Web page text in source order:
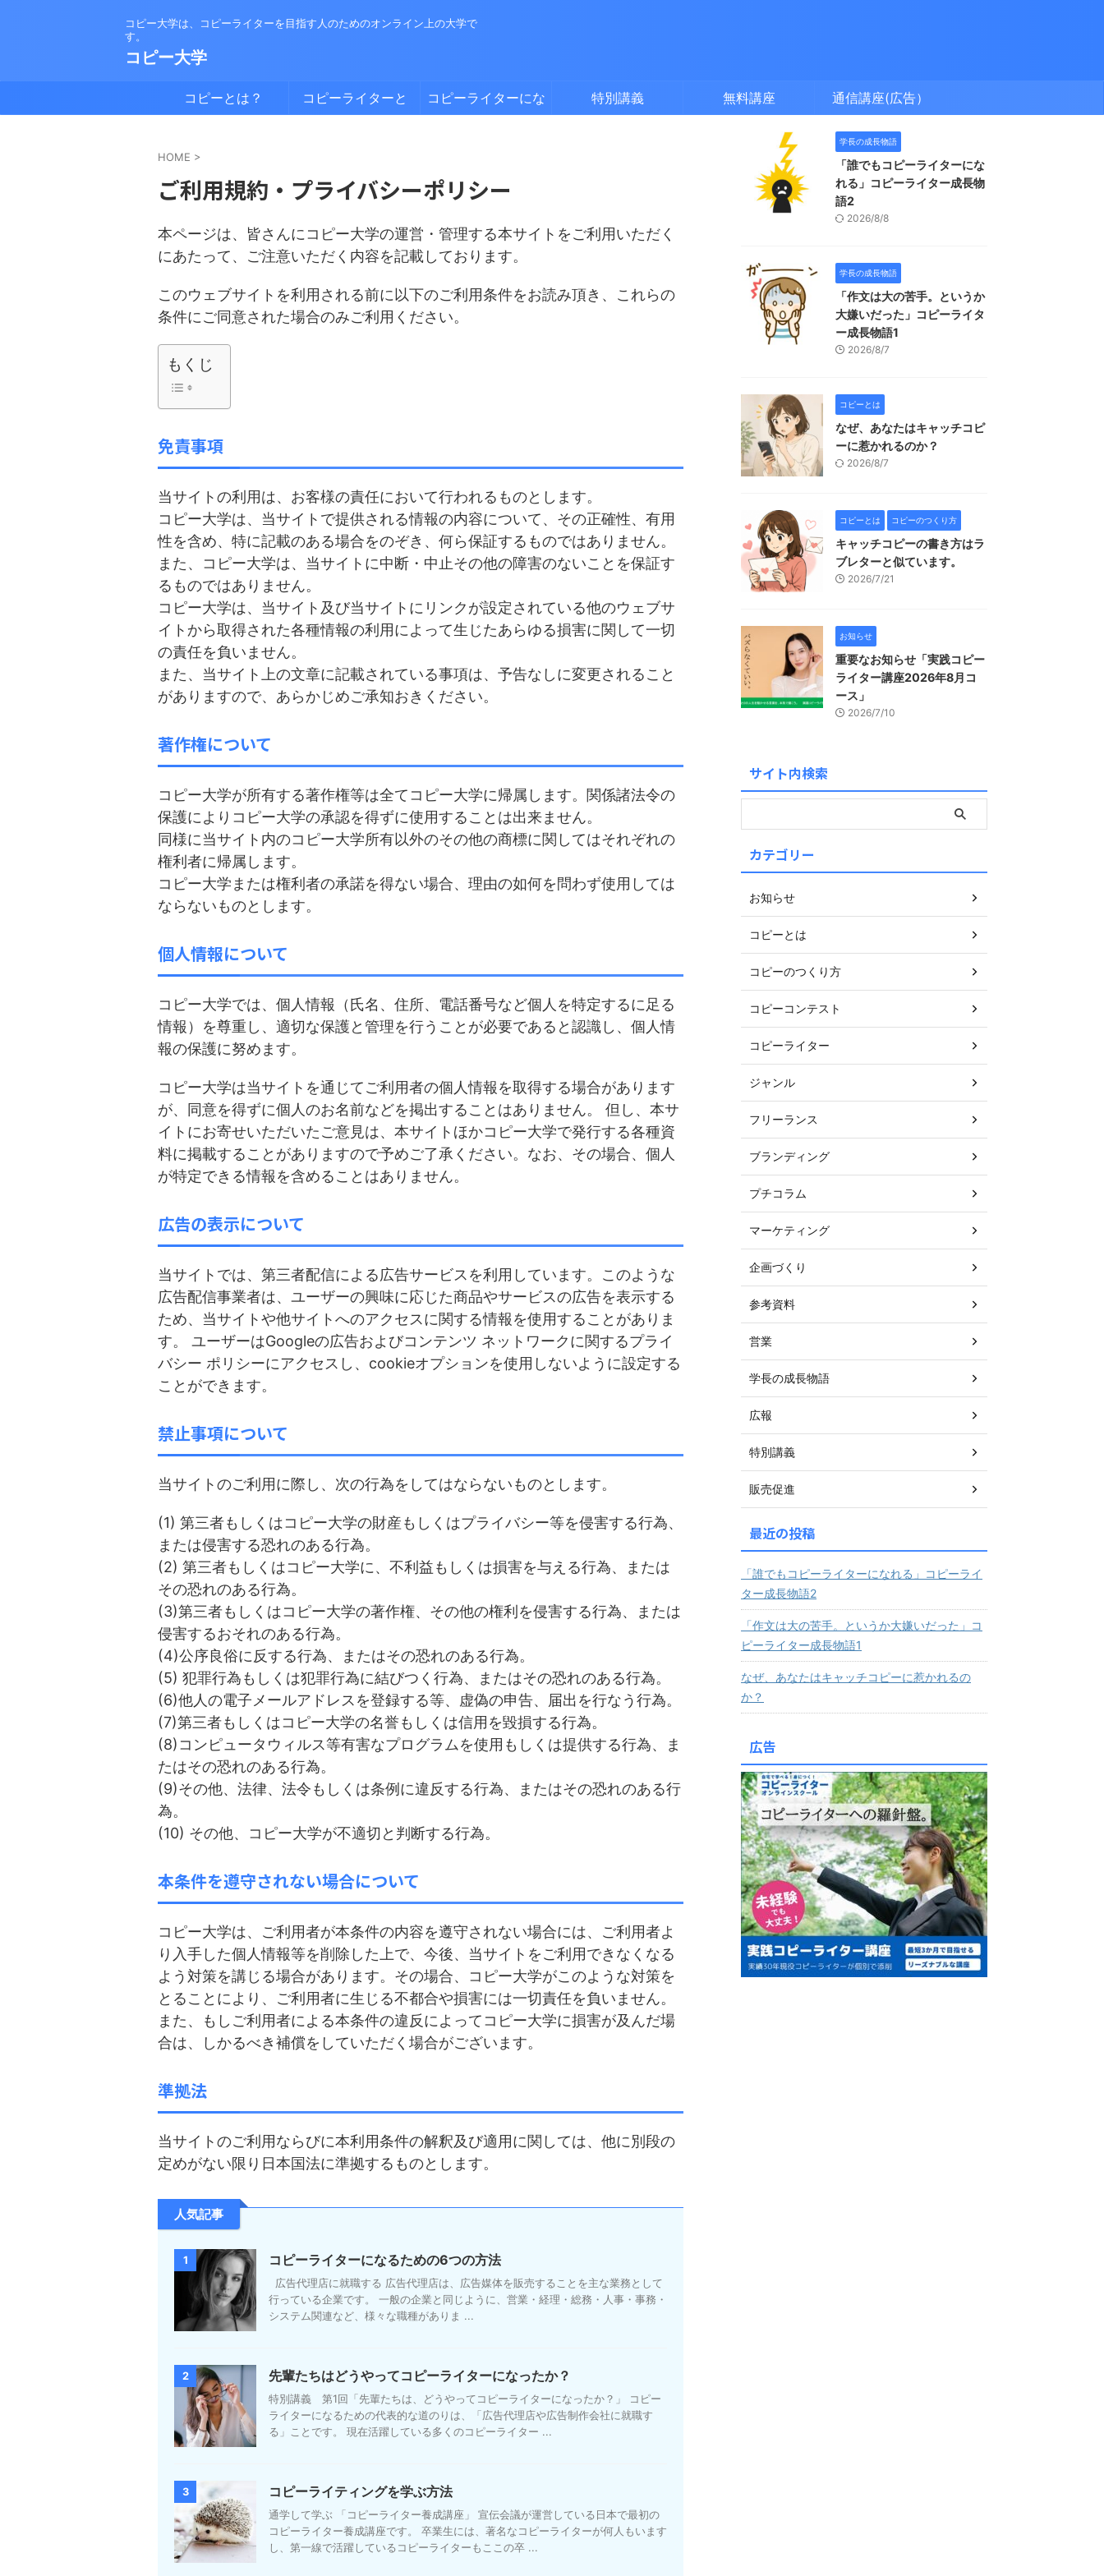
コピー大学は、コピーライターを目指す人のためのオンライン上の大学で
す。
コピー大学
コピーとは？
コピーライターと
コピーライターにな
特別講義 無料講座 通信講座(広告）
HOME >
ご利用規約・プライバシーポリシー
本ページは、皆さんにコピー大学の運営・管理する本サイトをご利用いただく
にあたって、ご注意いただく内容を記載しております。
このウェブサイトを利用される前に以下のご利用条件をお読み頂き、これらの
条件にご同意された場合のみご利用ください。
もくじ
免責事項
当サイトの利用は、お客様の責任において行われるものとします。
コピー大学は、当サイトで提供される情報の内容について、その正確性、有用
性を含め、特に記載のある場合をのぞき、何ら保証するものではありません。
また、コピー大学は、当サイトに中断・中止その他の障害のないことを保証す
るものではありません。
コピー大学は、当サイト及び当サイトにリンクが設定されている他のウェブサ
イトから取得された各種情報の利用によって生じたあらゆる損害に関して一切
の責任を負いません。
また、当サイト上の文章に記載されている事項は、予告なしに変更されること
がありますので、あらかじめご承知おきください。
著作権について
コピー大学が所有する著作権等は全てコピー大学に帰属します。関係諸法令の
保護によりコピー大学の承認を得ずに使用することは出来ません。
同様に当サイト内のコピー大学所有以外のその他の商標に関してはそれぞれの
権利者に帰属します。
コピー大学または権利者の承諾を得ない場合、理由の如何を問わず使用しては
ならないものとします。
個人情報について
コピー大学では、個人情報（氏名、住所、電話番号など個人を特定するに足る
情報）を尊重し、適切な保護と管理を行うことが必要であると認識し、個人情
報の保護に努めます。
コピー大学は当サイトを通じてご利用者の個人情報を取得する場合があります
が、同意を得ずに個人のお名前などを掲出することはありません。 但し、本サ
イトにお寄せいただいたご意見は、本サイトほかコピー大学で発行する各種資
料に掲載することがありますので予めご了承ください。なお、その場合、個人
が特定できる情報を含めることはありません。
広告の表示について
当サイトでは、第三者配信による広告サービスを利用しています。このような
広告配信事業者は、ユーザーの興味に応じた商品やサービスの広告を表示する
ため、当サイトや他サイトへのアクセスに関する情報を使用することがありま
す。 ユーザーはGoogleの広告およびコンテンツ ネットワークに関するプライ
バシー ポリシーにアクセスし、cookieオプションを使用しないように設定する
ことができます。
禁止事項について
当サイトのご利用に際し、次の行為をしてはならないものとします。
(1) 第三者もしくはコピー大学の財産もしくはプライバシー等を侵害する行為、
または侵害する恐れのある行為。
(2) 第三者もしくはコピー大学に、不利益もしくは損害を与える行為、または
その恐れのある行為。
(3)第三者もしくはコピー大学の著作権、その他の権利を侵害する行為、または
侵害するおそれのある行為。
(4)公序良俗に反する行為、またはその恐れのある行為。
(5) 犯罪行為もしくは犯罪行為に結びつく行為、またはその恐れのある行為。
(6)他人の電子メールアドレスを登録する等、虚偽の申告、届出を行なう行為。
(7)第三者もしくはコピー大学の名誉もしくは信用を毀損する行為。
(8)コンピュータウィルス等有害なプログラムを使用もしくは提供する行為、ま
たはその恐れのある行為。
(9)その他、法律、法令もしくは条例に違反する行為、またはその恐れのある行
為。
(10) その他、コピー大学が不適切と判断する行為。
本条件を遵守されない場合について
コピー大学は、ご利用者が本条件の内容を遵守されない場合には、ご利用者よ
り入手した個人情報等を削除した上で、今後、当サイトをご利用できなくなる
よう対策を講じる場合があります。その場合、コピー大学がこのような対策を
とることにより、ご利用者に生じる不都合や損害には一切責任を負いません。
また、もしご利用者による本条件の違反によってコピー大学に損害が及んだ場
合は、しかるべき補償をしていただく場合がございます。
準拠法
当サイトのご利用ならびに本利用条件の解釈及び適用に関しては、他に別段の
定めがない限り日本国法に準拠するものとします。
人気記事
1 コピーライターになるための6つの方法
広告代理店に就職する 広告代理店は、広告媒体を販売することを主な業務として
行っている企業です。 一般の企業と同じように、営業・経理・総務・人事・事務・
システム関連など、様々な職種がありま ...
2 先輩たちはどうやってコピーライターになったか？
特別講義 第1回「先輩たちは、どうやってコピーライターになったか？」 コピー
ライターになるための代表的な道のりは、「広告代理店や広告制作会社に就職す
る」ことです。 現在活躍している多くのコピーライター ...
3 コピーライティングを学ぶ方法
通学して学ぶ 「コピーライター養成講座」 宣伝会議が運営している日本で最初の
コピーライター養成講座です。 卒業生には、著名なコピーライターが何人もいます
し、第一線で活躍しているコピーライターもここの卒 ...
学長の成長物語
「誰でもコピーライターにな
れる」コピーライター成長物
語2
2026/8/8
学長の成長物語
「作文は大の苦手。というか
大嫌いだった」コピーライタ
ー成長物語1
2026/8/7
コピーとは
なぜ、あなたはキャッチコピ
ーに惹かれるのか？
2026/8/7
コピーとは コピーのつくり方
キャッチコピーの書き方はラ
ブレターと似ています。
2026/7/21
お知らせ
重要なお知らせ「実践コピー
ライター講座2026年8月コ
ース」
2026/7/10
サイト内検索
カテゴリー
お知らせ
コピーとは
コピーのつくり方
コピーコンテスト
コピーライター
ジャンル
フリーランス
ブランディング
プチコラム
マーケティング
企画づくり
参考資料
営業
学長の成長物語
広報
特別講義
販売促進
最近の投稿
「誰でもコピーライターになれる」コピーライ
ター成長物語2
「作文は大の苦手。というか大嫌いだった」コ
ピーライター成長物語1
なぜ、あなたはキャッチコピーに惹かれるの
か？
広告